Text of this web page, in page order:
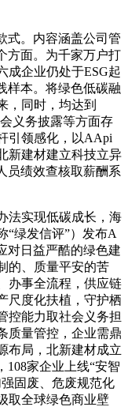
。内容涵盖公司管
方面。为千家万户打
成企业仍处于ESG起
样本。将绿色低碳融
，同时，均达到
义务披露等方面存
引领感化，以AApi
新建材建立科技立异
员绩效查核取薪酬系
实现低碳成长，海
“绿发信评”）发布A
对日益严酷的绿色建
的、质量平安的苦
办事全流程，供应链
尺度化扶植，守护栖
控能力取社会义务担
质量管控，企业需鼎
布局，北新建材成立
108家企业上线“安智
固废、危废规范化
取全球绿色商业壁